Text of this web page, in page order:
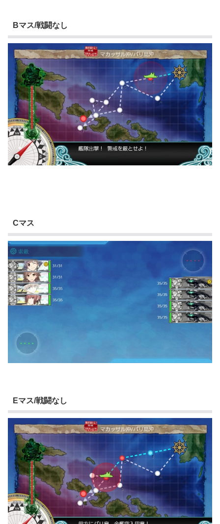
Bマス/戦闘なし
Cマス
Eマス/戦闘なし